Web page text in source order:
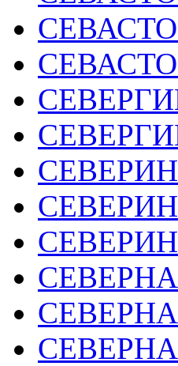
СЕВЕРИН
СЕВЕРИН
СЕВЕРИН